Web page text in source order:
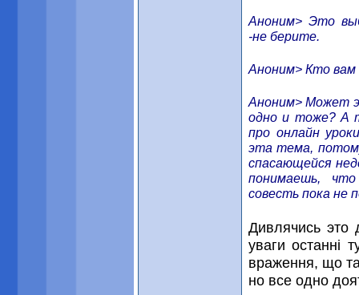
Аноним> Это
-не берите.
Аноним> Кто вам
Аноним> Может
одно и тоже? А
про онлайн
эта тема,
спасающейся
понимаешь,
совесть пока не
Дивлячись это
уваги останні
враження, що
но все одно